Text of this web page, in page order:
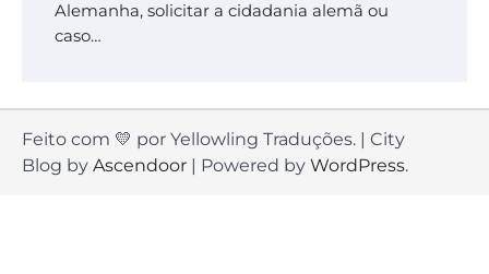
Alemanha, solicitar a cidadania alemã ou
caso…
Feito com 💛 por Yellowling Traduções. | City
Blog by Ascendoor | Powered by WordPress.